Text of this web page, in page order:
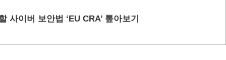
사이버 보안법 ‘EU CRA’ 톺아보기